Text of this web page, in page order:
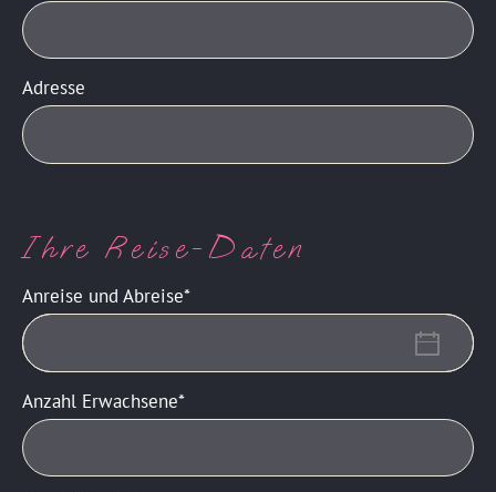
Adresse
Ihre Reise-Daten
Anreise und Abreise
Anzahl Erwachsene